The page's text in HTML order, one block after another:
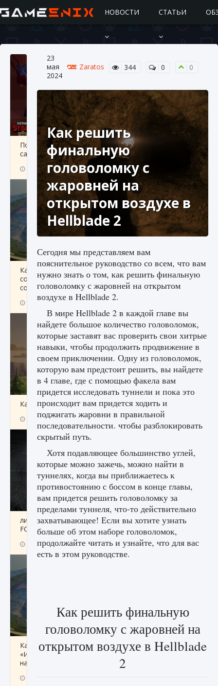
НОВОСТИ СТАТЬИ
Подробное руководство по получению
самоцветов Brawl Stars
10 августа 2024 2 685 0
Как исправить ошибку Palworld «Идет
сохранение мира — Невозможно начать
сохранение данных мира»
9 августа 2024 2 511
Как заработать медали лиги Clash of Clans
9 августа 2024 2 599 0 1
лицензии, лиги, команды и стадионы в EA
FC 25
9 августа 2024 2 395 0 2
Как исправить ошибку Palworld EPalworld
«Идет сохранение мира — Невозможно
начать сохранение данных мира»
23
мая
2024
Zaratos 344 0 0
Как решить
финальную
головоломку с
жаровней на
открытом воздухе в
Hellblade 2
Сегодня мы представляем вам
пояснительное руководство со всем, что вам
нужно знать о том, как решить финальную
головоломку с жаровней на открытом
воздухе в Hellblade 2.
В мире Hellblade 2 в каждой главе вы
найдете большое количество головоломок,
которые заставят вас проверить свои хитрые
навыки, чтобы продолжить продвижение в
своем приключении. Одну из головоломок,
которую вам предстоит решить, вы найдете
в 4 главе, где с помощью факела вам
придется исследовать туннели и пока это
происходит вам придется ходить и
поджигать жаровни в правильной
последовательности. чтобы разблокировать
скрытый путь.
Хотя подавляющее большинство углей,
которые можно зажечь, можно найти в
туннелях, когда вы приближаетесь к
противостоянию с боссом в конце главы,
вам придется решить головоломку за
пределами туннеля, что-то действительно
захватывающее! Если вы хотите узнать
больше об этом наборе головоломок,
продолжайте читать и узнайте, что для вас
есть в этом руководстве.
Как решить финальную
головоломку с жаровней на
открытом воздухе в Hellblade
2